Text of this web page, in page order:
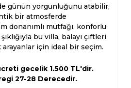
günün yorgunluğunu atabilir,
bir atmosferde
donanımlı mutfağı, konforlu
bu villa, balayı çiftleri
için ideal bir seçim.
gecelik 1.500 TL'dir.
27-28 Derecedir.